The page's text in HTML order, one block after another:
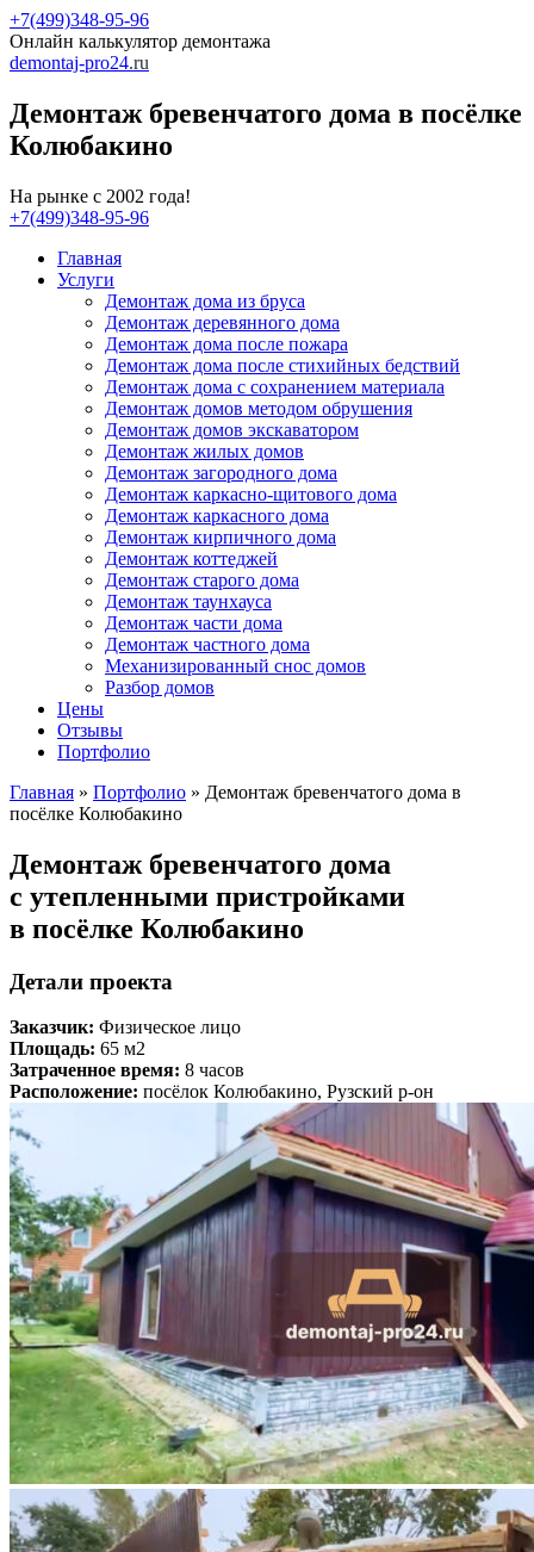
+7(499)348-95-96
Онлайн калькулятор демонтажа
demontaj-pro24.ru
Демонтаж бревенчатого дома в посёлке
Колюбакино
На рынке с 2002 года!
+7(499)348-95-96
Главная
Услуги
Демонтаж дома из бруса
Демонтаж деревянного дома
Демонтаж дома после пожара
Демонтаж дома после стихийных бедствий
Демонтаж дома с сохранением материала
Демонтаж домов методом обрушения
Демонтаж домов экскаватором
Демонтаж жилых домов
Демонтаж загородного дома
Демонтаж каркасно-щитового дома
Демонтаж каркасного дома
Демонтаж кирпичного дома
Демонтаж коттеджей
Демонтаж старого дома
Демонтаж таунхауса
Демонтаж части дома
Демонтаж частного дома
Механизированный снос домов
Разбор домов
Цены
Отзывы
Портфолио
Главная » Портфолио » Демонтаж бревенчатого дома в
посёлке Колюбакино
Демонтаж бревенчатого дома
с утепленными пристройками
в посёлке Колюбакино
Детали проекта
Заказчик: Физическое лицо
Площадь: 65 м2
Затраченное время: 8 часов
Расположение: посёлок Колюбакино, Рузский р-он